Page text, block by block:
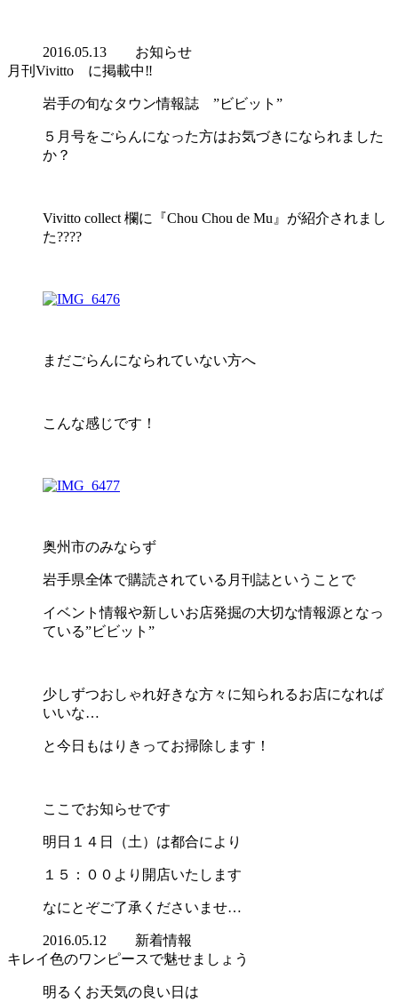
2016.05.13 お知らせ
月刊Vivitto に掲載中‼︎
岩手の旬なタウン情報誌 ”ビビット”
５月号をごらんになった方はお気づきになられました
か？
Vivitto collect 欄に『Chou Chou de Mu』が紹介されまし
た????
まだごらんになられていない方へ
こんな感じです！
奥州市のみならず
岩手県全体で購読されている月刊誌ということで
イベント情報や新しいお店発掘の大切な情報源となっ
ている”ビビット”
少しずつおしゃれ好きな方々に知られるお店になれば
いいな…
と今日もはりきってお掃除します！
ここでお知らせです
明日１４日（土）は都合により
１５：００より開店いたします
なにとぞご了承くださいませ…
2016.05.12 新着情報
キレイ色のワンピースで魅せましょう
明るくお天気の良い日は